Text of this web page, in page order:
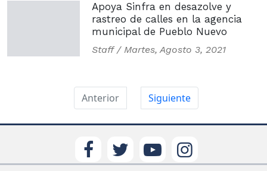
Apoya Sinfra en desazolve y
rastreo de calles en la agencia
municipal de Pueblo Nuevo
Staff / Martes, Agosto 3, 2021
Anterior Siguiente